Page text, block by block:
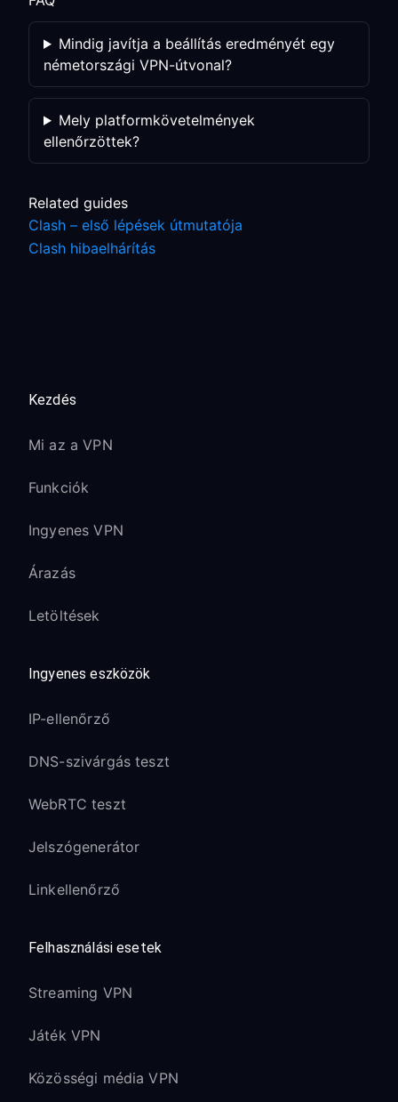
Mindig javítja a beállítás eredményét egy
németországi VPN-útvonal?
Mely platformkövetelmények
ellenőrzöttek?
Related guides
Clash – első lépések útmutatója
Clash hibaelhárítás
Kezdés
Mi az a VPN
Funkciók
Ingyenes VPN
Árazás
Letöltések
Ingyenes eszközök
IP-ellenőrző
DNS-szivárgás teszt
WebRTC teszt
Jelszógenerátor
Linkellenőrző
Felhasználási esetek
Streaming VPN
Játék VPN
Közösségi média VPN